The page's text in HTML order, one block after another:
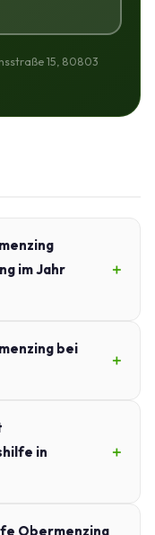
15, 80803
im Jahr
bei
in
Obermenzing